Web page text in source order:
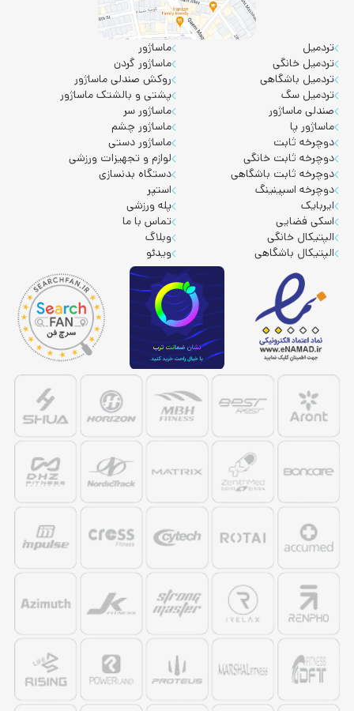
تردمیل
تردمیل خانگی
تردمیل باشگاهی
تردمیل سگ
صندلی ماساژور
ماساژور پا
دوچرخه ثابت
دوچرخه ثابت خانگی
دوچرخه ثابت باشگاهی
دوچرخه اسپینینگ
ایربایک
اسکی فضایی
الپتیکال خانگی
الپتیکال باشگاهی
ماساژور
ماساژور گردن
روکش صندلی ماساژور
پشتی و بالشتک ماساژور
ماساژور سر
ماساژور چشم
ماساژور دستی
لوازم و تجهیزات ورزشی
دستگاه بدنسازی
استپر
پله ورزشی
تماس با ما
وبلاگ
ویدئو